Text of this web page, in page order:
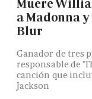
Muere
a Madonna
Blur
Ganador de tres
responsable de
canción que
Jackson